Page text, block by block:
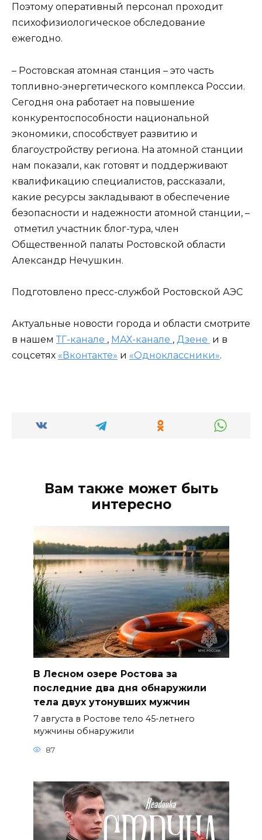
Поэтому оперативный персонал проходит
психофизиологическое обследование
ежегодно.
– Ростовская атомная станция – это часть
топливно-энергетического комплекса России.
Сегодня она работает на повышение
конкурентоспособности национальной
экономики, способствует развитию и
благоустройству региона. На атомной станции
нам показали, как готовят и поддерживают
квалификацию специалистов, рассказали,
какие ресурсы закладывают в обеспечение
безопасности и надежности атомной станции, –
отметил участник блог-тура, член
Общественной палаты Ростовской области
Александр Нечушкин.
Подготовлено пресс-службой Ростовской АЭС
Актуальные новости города и области смотрите
в нашем ТГ-канале , МАХ-канале , Дзене и в
соцсетях «Вконтакте» и «Одноклассники».
Вам также может быть
интересно
В Лесном озере Ростова за
последние два дня обнаружили
тела двух утонувших мужчин
7 августа в Ростове тело 45-летнего
мужчины обнаружили
87